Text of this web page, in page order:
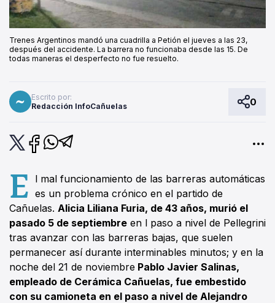
Trenes Argentinos mandó una cuadrilla a Petión el jueves a las 23,
después del accidente. La barrera no funcionaba desde las 15. De
todas maneras el desperfecto no fue resuelto.
Escrito por:
Redacción InfoCañuelas
0
E l mal funcionamiento de las barreras automáticas
es un problema crónico en el partido de
Cañuelas. Alicia Liliana Furia, de 43 años, murió el
pasado 5 de septiembre en l paso a nivel de Pellegrini
tras avanzar con las barreras bajas, que suelen
permanecer así durante interminables minutos; y en la
noche del 21 de noviembre Pablo Javier Salinas,
empleado de Cerámica Cañuelas, fue embestido
con su camioneta en el paso a nivel de Alejandro